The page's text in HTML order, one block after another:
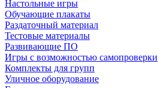
Настольные игры
Обучающие плакаты
Раздаточный материал
Тестовые материалы
Развивающие ПО
Игры с возможностью самопроверки
Комплекты для групп
Уличное оборудование